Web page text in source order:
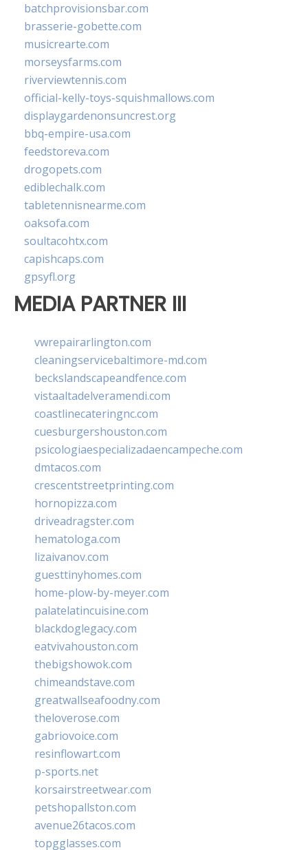
batchprovisionsbar.com
brasserie-gobette.com
musicrearte.com
morseysfarms.com
riverviewtennis.com
official-kelly-toys-squishmallows.com
displaygardenonsuncrest.org
bbq-empire-usa.com
feedstoreva.com
drogopets.com
ediblechalk.com
tabletennisnearme.com
oaksofa.com
soultacohtx.com
capishcaps.com
gpsyfl.org
MEDIA PARTNER III
vwrepairarlington.com
cleaningservicebaltimore-md.com
beckslandscapeandfence.com
vistaaltadelveramendi.com
coastlinecateringnc.com
cuesburgershouston.com
psicologiaespecializadaencampeche.com
dmtacos.com
crescentstreetprinting.com
hornopizza.com
driveadragster.com
hematologa.com
lizaivanov.com
guesttinyhomes.com
home-plow-by-meyer.com
palatelatincuisine.com
blackdoglegacy.com
eatvivahouston.com
thebigshowok.com
chimeandstave.com
greatwallseafoodny.com
theloverose.com
gabriovoice.com
resinflowart.com
p-sports.net
korsairstreetwear.com
petshopallston.com
avenue26tacos.com
topgglasses.com